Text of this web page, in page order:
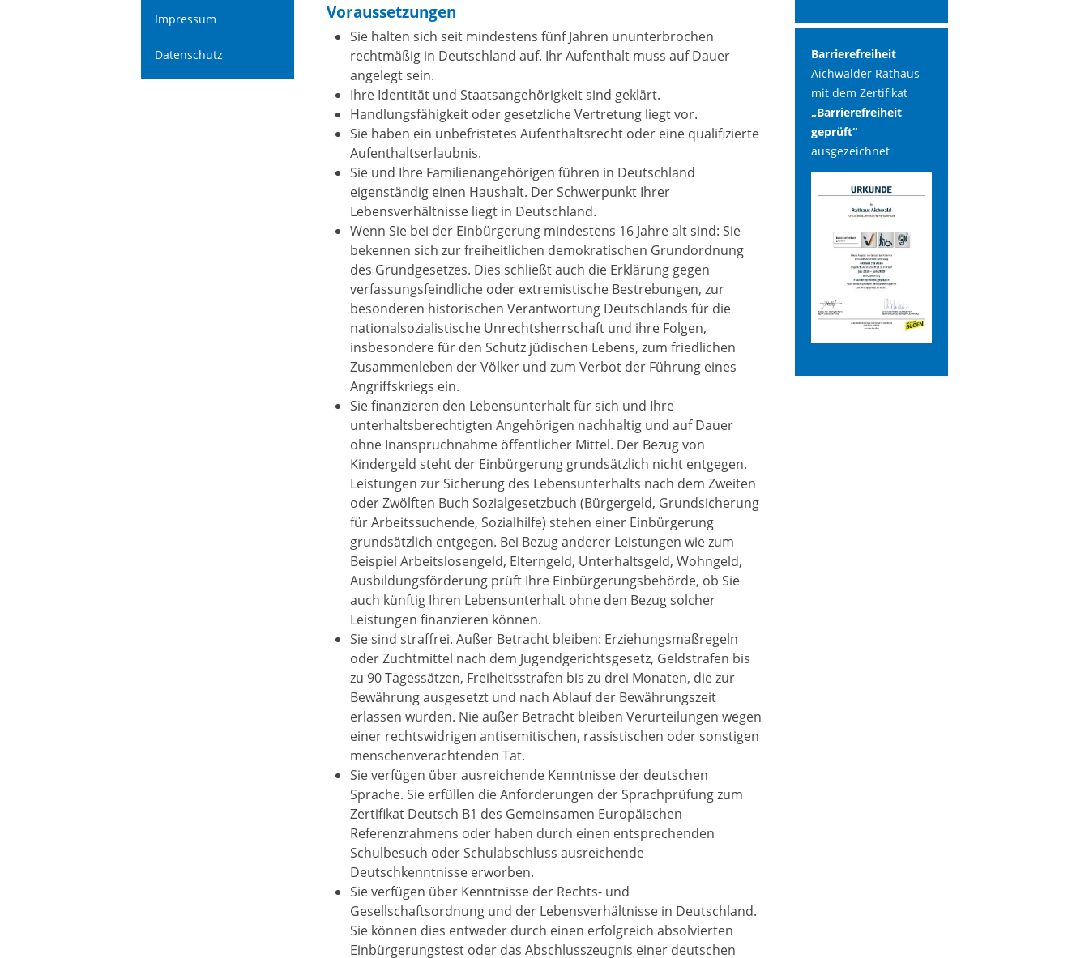
Impressum
Datenschutz
Voraussetzungen
Sie halten sich seit mindestens fünf Jahren ununterbrochen
rechtmäßig in Deutschland auf. Ihr Aufenthalt muss auf Dauer
angelegt sein.
Ihre Identität und Staatsangehörigkeit sind geklärt.
Handlungsfähigkeit oder gesetzliche Vertretung liegt vor.
Sie haben ein unbefristetes Aufenthaltsrecht oder eine qualifizierte
Aufenthaltserlaubnis.
Sie und Ihre Familienangehörigen führen in Deutschland
eigenständig einen Haushalt. Der Schwerpunkt Ihrer
Lebensverhältnisse liegt in Deutschland.
Wenn Sie bei der Einbürgerung mindestens 16 Jahre alt sind: Sie
bekennen sich zur freiheitlichen demokratischen Grundordnung
des Grundgesetzes. Dies schließt auch die Erklärung gegen
verfassungsfeindliche oder extremistische Bestrebungen, zur
besonderen historischen Verantwortung Deutschlands für die
nationalsozialistische Unrechtsherrschaft und ihre Folgen,
insbesondere für den Schutz jüdischen Lebens, zum friedlichen
Zusammenleben der Völker und zum Verbot der Führung eines
Angriffskriegs ein.
Sie finanzieren den Lebensunterhalt für sich und Ihre
unterhaltsberechtigten Angehörigen nachhaltig und auf Dauer
ohne Inanspruchnahme öffentlicher Mittel. Der Bezug von
Kindergeld steht der Einbürgerung grundsätzlich nicht entgegen.
Leistungen zur Sicherung des Lebensunterhalts nach dem Zweiten
oder Zwölften Buch Sozialgesetzbuch (Bürgergeld, Grundsicherung
für Arbeitssuchende, Sozialhilfe) stehen einer Einbürgerung
grundsätzlich entgegen. Bei Bezug anderer Leistungen wie zum
Beispiel Arbeitslosengeld, Elterngeld, Unterhaltsgeld, Wohngeld,
Ausbildungsförderung prüft Ihre Einbürgerungsbehörde, ob Sie
auch künftig Ihren Lebensunterhalt ohne den Bezug solcher
Leistungen finanzieren können.
Sie sind straffrei. Außer Betracht bleiben: Erziehungsmaßregeln
oder Zuchtmittel nach dem Jugendgerichtsgesetz, Geldstrafen bis
zu 90 Tagessätzen, Freiheitsstrafen bis zu drei Monaten, die zur
Bewährung ausgesetzt und nach Ablauf der Bewährungszeit
erlassen wurden. Nie außer Betracht bleiben Verurteilungen wegen
einer rechtswidrigen antisemitischen, rassistischen oder sonstigen
menschenverachtenden Tat.
Sie verfügen über ausreichende Kenntnisse der deutschen
Sprache. Sie erfüllen die Anforderungen der Sprachprüfung zum
Zertifikat Deutsch B1 des Gemeinsamen Europäischen
Referenzrahmens oder haben durch einen entsprechenden
Schulbesuch oder Schulabschluss ausreichende
Deutschkenntnisse erworben.
Sie verfügen über Kenntnisse der Rechts- und
Gesellschaftsordnung und der Lebensverhältnisse in Deutschland.
Sie können dies entweder durch einen erfolgreich absolvierten
Einbürgerungstest oder das Abschlusszeugnis einer deutschen
Barrierefreiheit
Aichwalder Rathaus
mit dem Zertifikat
„Barrierefreiheit
geprüft“
ausgezeichnet